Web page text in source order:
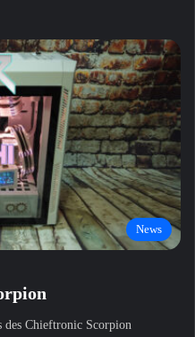
News
des Chieftronic Scorpion